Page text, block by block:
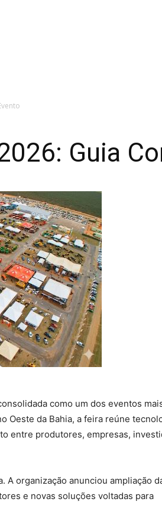
Guia
como um dos eventos
Oeste da Bahia, a feira reúne
entre produtores, empresas,
A organização anunciou ampliação
e novas soluções voltadas para